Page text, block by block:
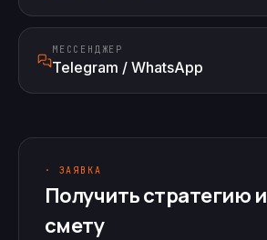
МЕССЕНДЖЕР
Telegram / WhatsApp
· ЗАЯВКА
Получить стратегию и
смету